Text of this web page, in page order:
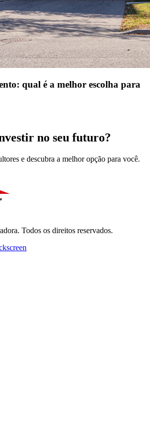
qual é a melhor escolha para
no seu futuro?
e descubra a melhor opção para você.
Todos os direitos reservados.